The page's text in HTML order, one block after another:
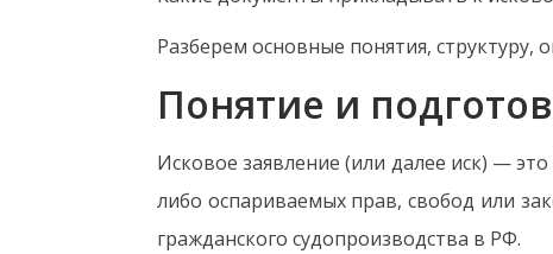
Разберем основные понятия,
Понятие и
Исковое заявление (или далее иск) —
либо оспариваемых прав, свобод или
гражданского судопроизводства в РФ.